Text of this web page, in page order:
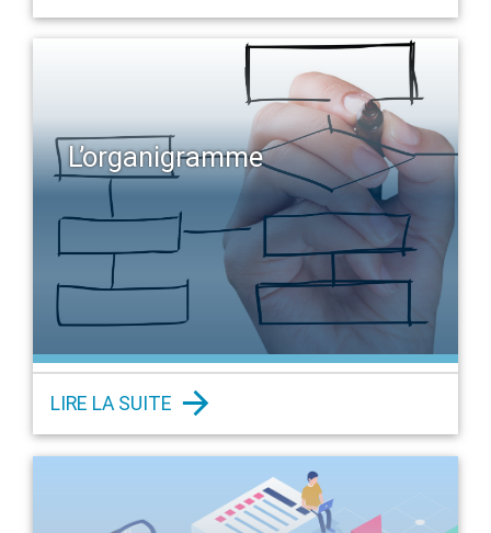
L’organigramme
LIRE LA SUITE